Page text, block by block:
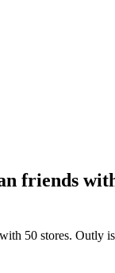
friends
50 stores. Outly